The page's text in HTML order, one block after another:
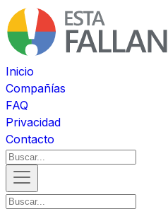
Inicio
Compañías
FAQ
Privacidad
Contacto